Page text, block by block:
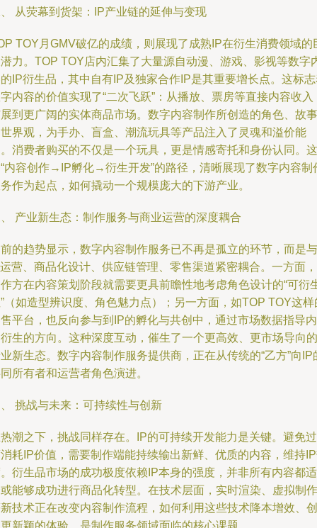
从荧幕到货架：IP产业链的延伸与变现
TOY月GMV破亿的成绩，则展现了成熟IP在衍生消费领域的
力。TOP TOY店内汇集了大量源自动漫、游戏、影视等数字
IP衍生品，其中自有IP及独家合作IP是其重要增长点。这标
内容的价值实现了“二次飞跃”：从播放、票房等直接内容收入
到更广阔的实体商品市场。数字内容制作所创造的角色、故事
界观，为手办、盲盒、潮流玩具等产品注入了灵魂和溢价能
消费者购买的不仅是一个玩具，更是情感寄托和身份认同。这
内容创作→IP孵化→衍生开发”的路径，清晰展现了数字内容制
作为起点，如何撬动一个规模庞大的下游产业。
产业新生态：制作服务与商业运营的深度耦合
的趋势显示，数字内容制作服务已不再是孤立的环节，而是与
营、商品化设计、供应链管理、零售渠道紧密耦合。一方面，
方在内容策划阶段就需要更具前瞻性地考虑角色设计的“可衍
（如造型辨识度、角色魅力点）；另一方面，如TOP TOY这样
平台，也反向参与到IP的孵化与共创中，通过市场数据指导内
生的方向。这种深度互动，催生了一个更高效、更市场导向的
新生态。数字内容制作服务提供商，正在从传统的“乙方”向IP
所有者和运营者角色演进。
挑战与未来：可持续性与创新
潮之下，挑战同样存在。IP的可持续开发能力是关键。避免过
耗IP价值，需要制作端能持续输出新鲜、优质的内容，维持
衍生品市场的成功极度依赖IP本身的强度，并非所有内容都适
能够成功进行商品化转型。在技术层面，实时渲染、虚拟制作
技术正在改变内容制作流程，如何利用这些技术降本增效、创
新颖的体验，是制作服务领域面临的核心课题。